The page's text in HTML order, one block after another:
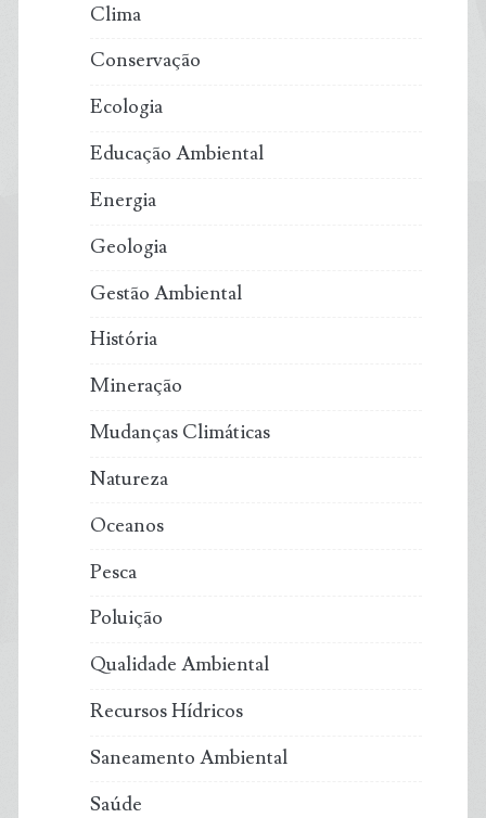
Clima
Conservação
Ecologia
Educação Ambiental
Energia
Geologia
Gestão Ambiental
História
Mineração
Mudanças Climáticas
Natureza
Oceanos
Pesca
Poluição
Qualidade Ambiental
Recursos Hídricos
Saneamento Ambiental
Saúde